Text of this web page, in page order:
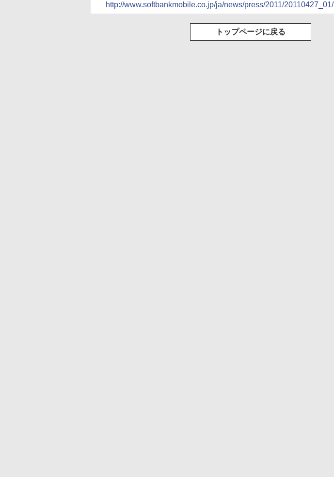
http://www.softbankmobile.co.jp/ja/news/press/2011/20110427_01/
トップページに戻る